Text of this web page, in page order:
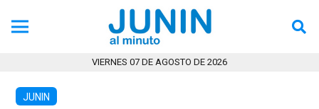
VIERNES 07 DE AGOSTO DE 2026
JUNIN